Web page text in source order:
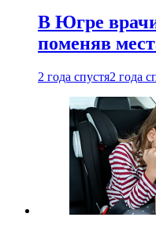
В Югре
поменяв
2 года спустя2 года